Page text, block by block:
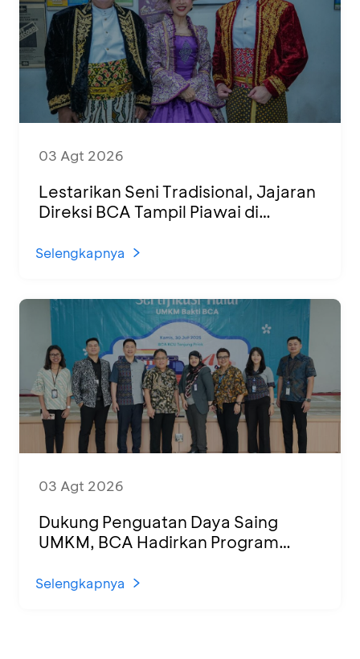
03 Agt 2026
Lestarikan Seni Tradisional, Jajaran
Direksi BCA Tampil Piawai di
Selengkapnya
03 Agt 2026
Dukung Penguatan Daya Saing
UMKM, BCA Hadirkan Program
di KCU Tanjung Priok
Selengkapnya